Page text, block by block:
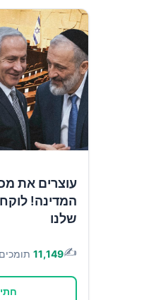
עוצרים את
המדינה!
שלנו
✍️
11,149 תומכים